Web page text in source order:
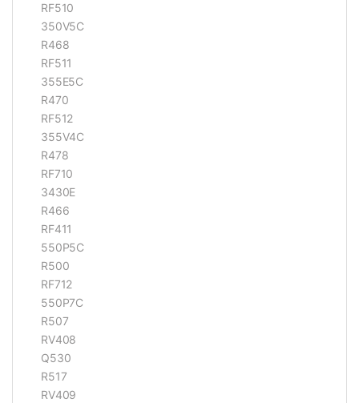
RF510
350V5C
R468
RF511
355E5C
R470
RF512
355V4C
R478
RF710
3430E
R466
RF411
550P5C
R500
RF712
550P7C
R507
RV408
Q530
R517
RV409